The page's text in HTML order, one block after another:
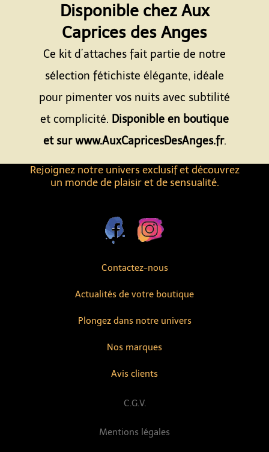
Contactez-nous
Actualités de votre boutique
Avis clients
Nos marques
Rejoignez notre univers exclusif et découvrez
un monde de plaisir et de sensualité.
Plongez dans notre univers
Mentions légales
C.G.V.
Disponible chez Aux
Caprices des Anges
Ce kit d’attaches fait partie de notre
sélection fétichiste élégante, idéale
pour pimenter vos nuits avec subtilité
et complicité. Disponible en boutique
et sur www.AuxCapricesDesAnges.fr.